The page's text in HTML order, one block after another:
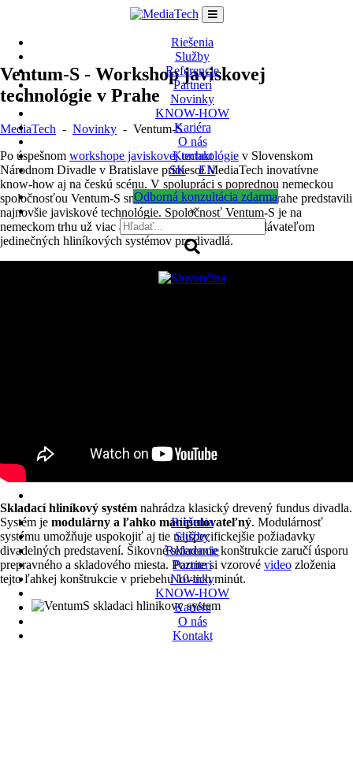
Riešenia
Služby
Referencie
Partneri
Novinky
KNOW-HOW
Kariéra
O nás
Kontakt
SK
EN
Odborná konzultácia zdarma
×
Riešenia
Služby
Referencie
Partneri
Novinky
KNOW-HOW
Kariéra
O nás
Kontakt
Ventum-S - Workshop javiskovej
technológie v Prahe
MediaTech - Novinky - Ventum-S
Po úspešnom workshope javiskovej technológie v Slovenskom
Národnom Divadle v Bratislave priniesol MediaTech inovatívne
know-how aj na českú scénu. V spolupráci s poprednou nemeckou
spoločnosťou Ventum-S sme v Stavovskom divadle v Prahe predstavili
najnovšie javiskové technológie. Spoločnosť Ventum-S je na
nemeckom trhu už viac ako 20 rokov popredným dodávateľom
jedinečných hliníkových systémov pre divadlá.
Skladací hliníkový systém nahrádza klasický drevený fundus divadla.
Systém je modulárny a ľahko manipulovateľný. Modulárnosť
systému umožňuje uspokojiť aj tie najšpecifickejšie požiadavky
divadelných predstavení. Šikovné skladanie konštrukcie zaručí úsporu
prepravného a skladového miesta. Pozrite si vzorové video zloženia
tejto ľahkej konštrukcie v priebehu 10-tich minút.